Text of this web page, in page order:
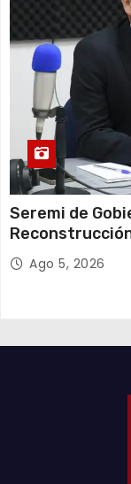
Seremi de
y el empleo en
Ago 5, 2026